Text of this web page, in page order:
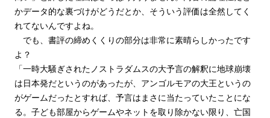
かデータ的な裏づけがどうだとか、そういう評価は全然してく
れてないんですよね。
でも、書評の締めくくりの部分は非常に素晴らしかったです
よ？
「一時大騒ぎされたノストラダムスの大予言の解釈に地球崩壊
は日本発だというのがあったが、アンゴルモアの大王というの
がゲームだったとすれば、予言はまさに当たっていたことにな
る。子ども部屋からゲームやネットを取り除かない限り、亡国